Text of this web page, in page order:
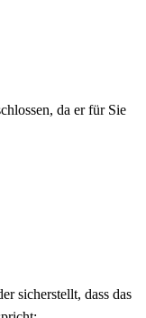
da er für Sie
sicherstellt, dass das